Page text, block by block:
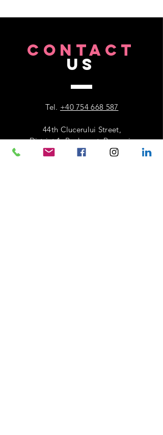
CONTACT
US
Tel. +40 754 668 587
44th Clucerului Street,
District 1, Bucharest, Romania